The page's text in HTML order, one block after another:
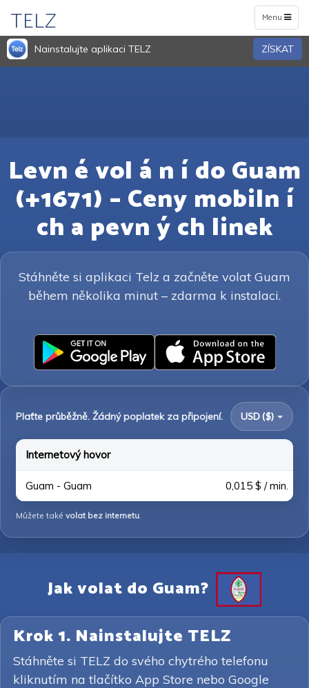
Toggle
navigation
Menu
TELZ
Nainstalujte aplikaci TELZ ZÍSKAT
Levn é vol á n í do Guam
(+1671) – Ceny mobiln í
ch a pevn ý ch linek
Stáhněte si aplikaci Telz a začněte volat Guam
během několika minut – zdarma k instalaci.
Plaťte průběžně. Žádný poplatek za připojení. USD ($)
Internetový hovor
Guam - Guam 0,015 $ / min.
Můžete také volat bez internetu.
Jak volat do Guam?
Krok 1. Nainstalujte TELZ
Stáhněte si TELZ do svého chytrého telefonu
kliknutím na tlačítko App Store nebo Google